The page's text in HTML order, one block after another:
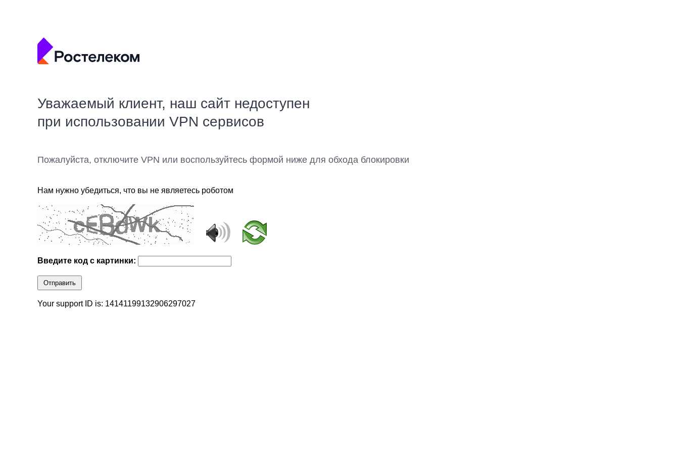
Уважаемый клиент, наш сайт недоступен
при использовании VPN сервисов
Пожалуйста, отключите VPN или воспользуйтесь формой ниже для обхода блокировки
Нам нужно убедиться, что вы не являетесь роботом
Введите код с картинки:
Отправить
Your support ID is: 14141199132906297027